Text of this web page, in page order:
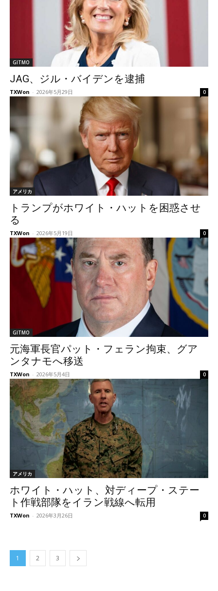
GITMO
JAG、ジル・バイデンを逮捕
TXWon - 2026年5月29日 0
アメリカ
トランプがホワイト・ハットを困惑させ
る
TXWon - 2026年5月19日 0
GITMO
元海軍長官パット・フェラン拘束、グア
ンタナモへ移送
TXWon - 2026年5月4日 0
アメリカ
ホワイト・ハット、対ディープ・ステー
ト作戦部隊をイラン戦線へ転用
TXWon - 2026年3月26日 0
1 2 3